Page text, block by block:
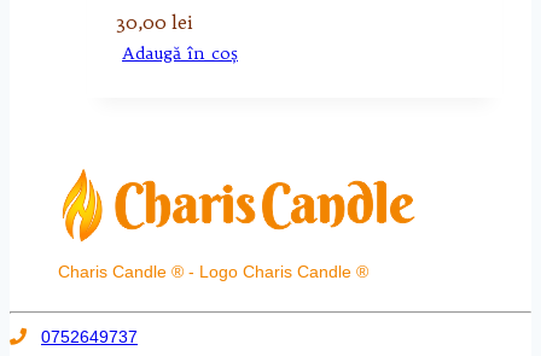
30,00 lei
Adaugă în coș
Charis Candle ® - Logo Charis Candle ®
0752649737